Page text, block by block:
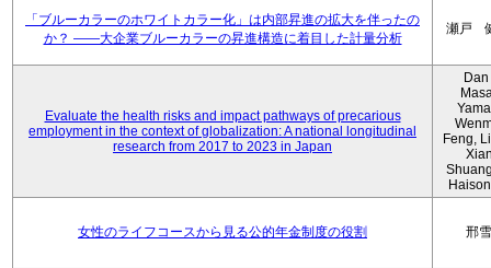
「ブルーカラーのホワイトカラー化」は内部昇進の拡大を伴ったの
か？ ――大企業ブルーカラーの昇進構造に着目した計量分析
瀬戸
Evaluate the health risks and impact pathways of precarious
employment in the context of globalization: A national longitudinal
research from 2017 to 2023 in Japan
Feng,
女性のライフコースから見る公的年金制度の役割 邢